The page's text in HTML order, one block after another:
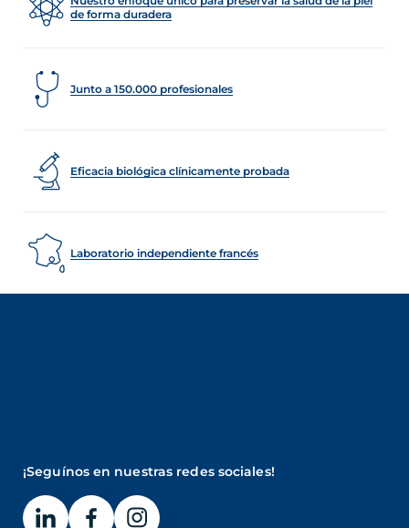
de forma duradera
Junto a 150.000 profesionales
Eficacia biológica clínicamente probada
Laboratorio independiente francés
¡Seguínos en nuestras redes sociales!